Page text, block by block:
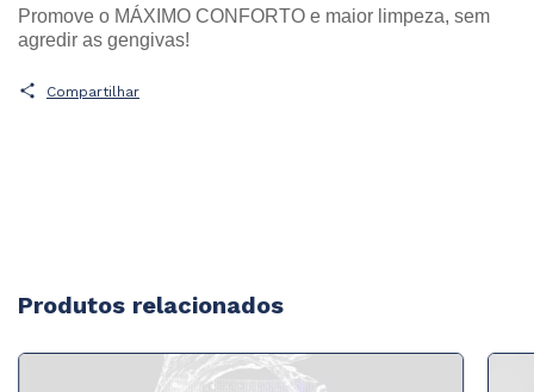
Promove o MÁXIMO CONFORTO e maior limpeza, sem
agredir as gengivas!
Compartilhar
Produtos relacionados